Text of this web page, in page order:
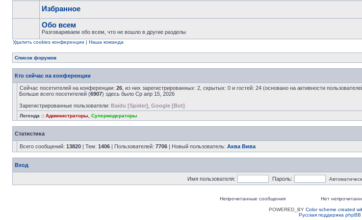
Избранное
Обо всем
Разговариваем обо всем, что не вошло в другие разделы
Удалить cookies конференции | Наша команда
Список форумов
Кто сейчас на конференции
Сейчас посетителей на конференции: 26 , из них зарегистрированных: 2, скрытых: 0 и гостей: 24 (основано на активности
Больше всего посетителей (6907) здесь было Ср апр 15, 2026
Зарегистрированные пользователи: Baidu [Spider] Google [Bot]
Легенда :: Администраторы Супермодераторы
Статистика
Всего сообщений: 13820 | Тем: 1406 | Пользователей: 7706 | Новый пользователь: Аква Вива
Вход
Имя пользователя: Пароль:
Непрочитанные сообщения Нет
POWERED_BY Color scheme created
Русская поддержка phpBB